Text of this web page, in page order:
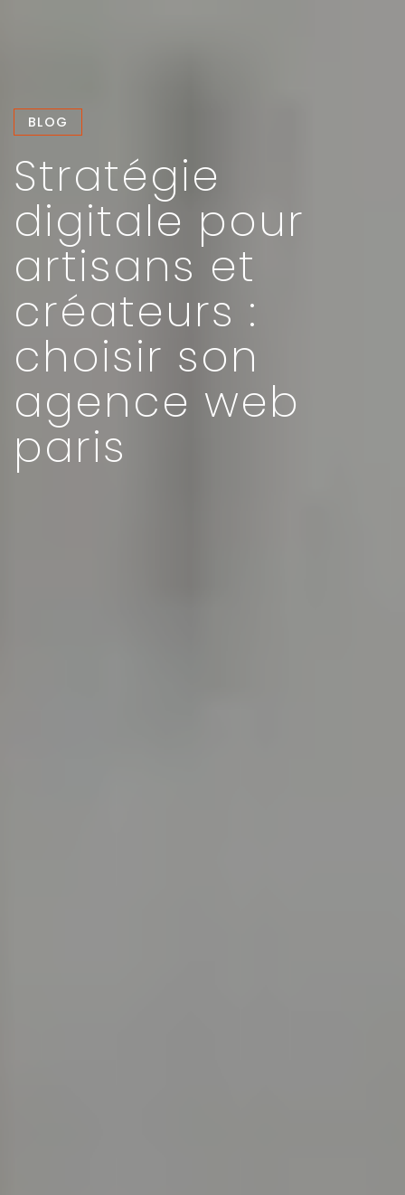
BLOG
Stratégie
digitale pour
artisans et
créateurs :
choisir son
agence web
paris